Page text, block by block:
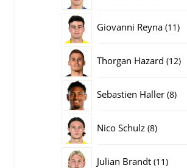
Giovanni Reyna 1111
Thorgan Hazard 1212
Sebastien Haller 88
Nico Schulz 88
Julian Brandt 1111